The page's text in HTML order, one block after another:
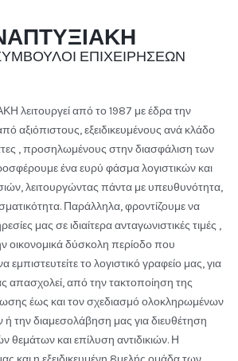
ΕΠΙΧΕΙΡΉΣΕΩΝ
λειτουργεί από το 1987 με έδρα την
αξιόπιστους, εξειδικευμένους ανά κλάδο
, προσηλωμένους στην διασφάλιση των
ένα ευρύ φάσμα λογιστικών και
λειτουργώντας πάντα με υπευθυνότητα,
Παράλληλα, φροντίζουμε να
μας σε ιδιαίτερα ανταγωνιστικές τιμές ,
οικονομικά δύσκολη περίοδο που
εμπιστευτείτε το λογιστικό γραφείο μας, για
απασχολεί, από την τακτοποίηση της
έως και τον σχεδιασμό ολοκληρωμένων
την διαμεσολάβηση μας για διευθέτηση
θεμάτων και επίλυση αντιδικιών. Η